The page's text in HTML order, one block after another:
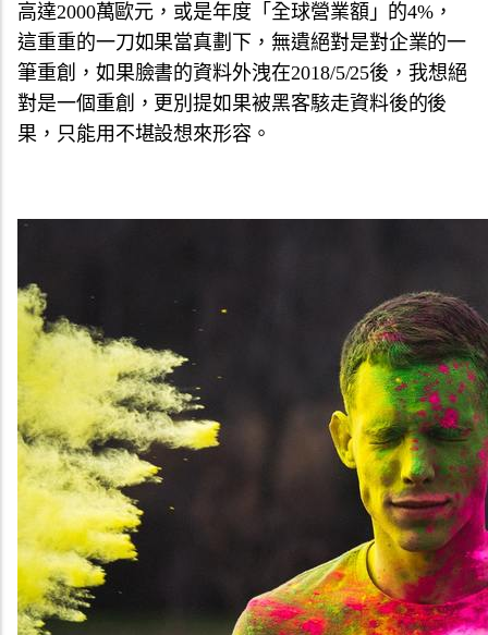
高達2000萬歐元，或是年度「全球營業額」的4%，
這重重的一刀如果當真劃下，無遺絕對是對企業的一
筆重創，如果臉書的資料外洩在2018/5/25後，我想絕
對是一個重創，更別提如果被黑客駭走資料後的後
果，只能用不堪設想來形容。